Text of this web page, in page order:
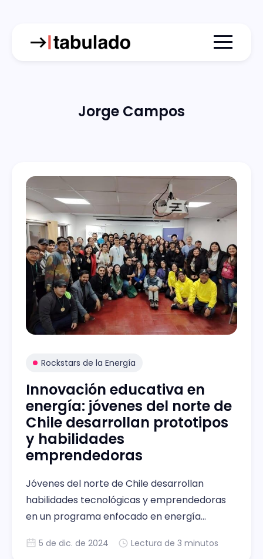
Menu
Jorge Campos
Rockstars de la Energía
Innovación educativa en
energía: jóvenes del norte de
Chile desarrollan prototipos
y habilidades
emprendedoras
Jóvenes del norte de Chile desarrollan
habilidades tecnológicas y emprendedoras
en un programa enfocado en energía
5 de dic. de 2024 Lectura de 3 minutos